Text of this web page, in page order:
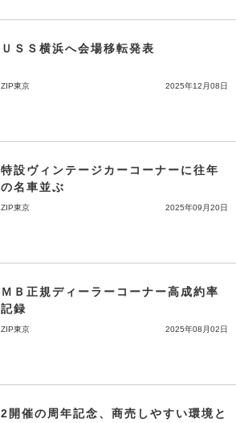
ＵＳＳ横浜へ会場移転発表
ZIP東京 2025年12月08日
特設ヴィンテージカーコーナーに往年
の名車並ぶ
ZIP東京 2025年09月20日
ＭＢ正規ディーラーコーナー高成約率
記録
ZIP東京 2025年08月02日
2開催の周年記念、商売しやすい環境と